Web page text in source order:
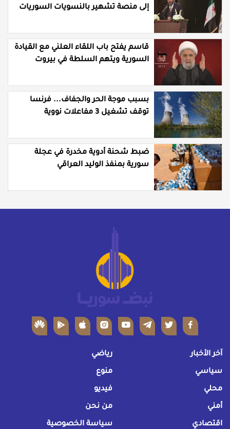
إلى منصة تشهير بالنسويات السوريات
قاسم يفتح باب اللقاء العلني مع القيادة
السورية ويتهم السلطة في بيروت
بسبب موجة الحر والجفاف... فرنسا
توقف تشغيل 3 مفاعلات نووية
ضبط شحنة أدوية مخدرة في عجلة
سورية بمنفذ الوليد العراقي
آخر الأخبار
سياسي
محلي
أمني
اقتصادي
رياضي
منوع
فيديو
من نحن
سياسة الخصوصية